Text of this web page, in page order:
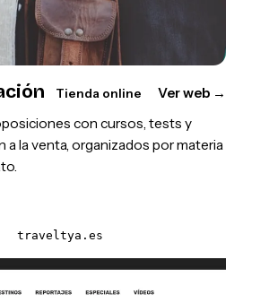
Tienda online Ver web →
con cursos, tests y
a la venta, organizados por materia
traveltya.es